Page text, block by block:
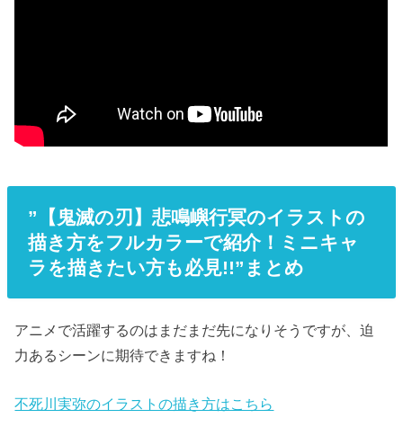
”【鬼滅の刃】悲鳴嶼行冥のイラストの
描き方をフルカラーで紹介！ミニキャ
ラを描きたい方も必見!!”まとめ
アニメで活躍するのはまだまだ先になりそうですが、迫
力あるシーンに期待できますね！
不死川実弥のイラストの描き方はこちら